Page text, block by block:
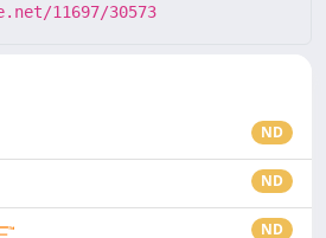
11697/30573
ND
ND
ND